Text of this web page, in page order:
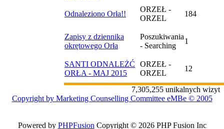
Odnaleziono Orła!!
ORZEŁ -
ORZEL
184
Zapisy z dziennika
okrętowego Orła
Poszukiwania
- Searching
1
SANTI ODNALEŻĆ
ORŁA - MAJ 2015
ORZEŁ -
ORZEL
12
7,305,255 unikalnych wizyt
Copyright by Marketing Counselling Committee eMBe © 2005
Powered by PHPFusion Copyright © 2026 PHP Fusion Inc